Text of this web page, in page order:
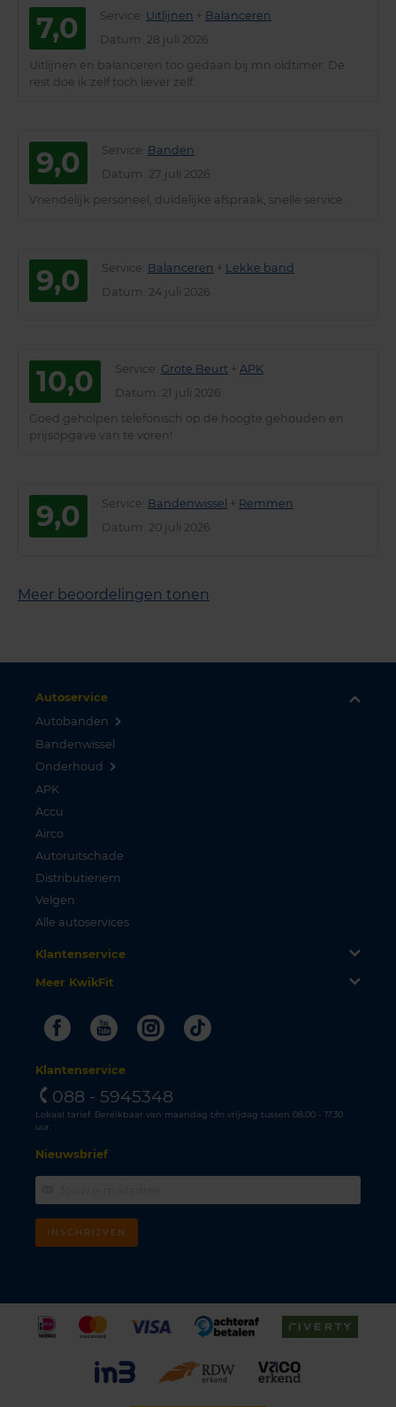
7,0 Service Uitlijnen + Balanceren
Datum : 28 juli 2026
Uitlijnen en balanceren too gedaan bij mn oldtimer. De
rest doe ik zelf toch liever zelf.
9,0 Service Banden
Datum : 27 juli 2026
Vriendelijk personeel, duidelijke afspraak, snelle service.
9,0 Service Balanceren + Lekke band
Datum : 24 juli 2026
10,0 Service Grote Beurt + APK
Datum : 21 juli 2026
Goed geholpen telefonisch op de hoogte gehouden en
prijsopgave van te voren!
9,0 Service Bandenwissel + Remmen
Datum : 20 juli 2026
Meer beoordelingen tonen
Autoservice
Autobanden
Bandenwissel
Onderhoud
APK
Accu
Airco
Autoruitschade
Distributieriem
Velgen
Alle autoservices
Klantenservice
Meer KwikFit
FacebookYoutubeInstagram
Tiktok
Klantenservice
088 - 5945348
Lokaal tarief. Bereikbaar van maandag t/m vrijdag tussen 08.00 - 17.30
uur.
Nieuwsbrief
INSCHRIJVEN